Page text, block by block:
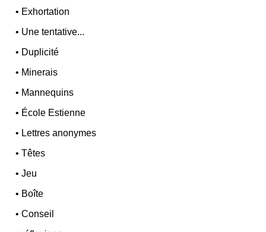
• Exhortation
• Une tentative...
• Duplicité
• Minerais
• Mannequins
• École Estienne
• Lettres anonymes
•Têtes
•Jeu
• Boîte
•Conseil